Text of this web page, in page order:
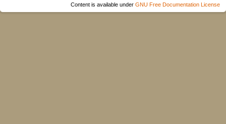
Content is available under GNU Free Documentation License